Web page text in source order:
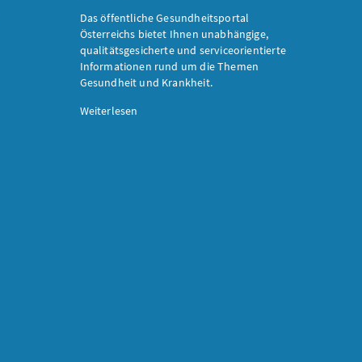
Das öffentliche Gesundheitsportal
Österreichs bietet Ihnen unabhängige,
qualitätsgesicherte und serviceorientierte
Informationen rund um die Themen
Gesundheit und Krankheit.
Weiterlesen